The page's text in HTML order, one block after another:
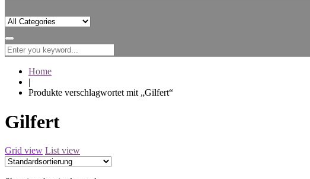
Search
for:
Home
|
Produkte verschlagwortet mit „Gilfert“
Gilfert
Grid view List view